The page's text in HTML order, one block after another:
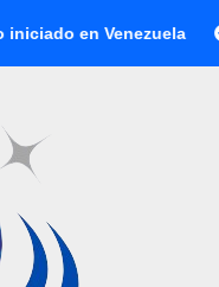
Inicia